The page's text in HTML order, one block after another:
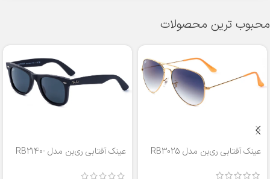
محبوب ترین محصولات
عینک آفتابی ری‌بن مدل RB3025
عینک آفتابی ری‌بن مدل RB2140-